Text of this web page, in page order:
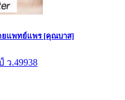
ยแพทย์แพร [คุณบาส]
.49938